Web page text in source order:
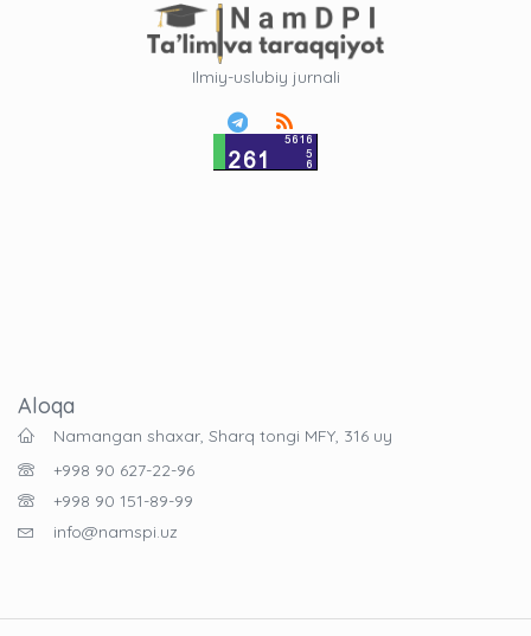
Ilmiy-uslubiy jurnali
Aloqa
Namangan shaxar, Sharq tongi MFY, 316 uy
+998 90 627-22-96
+998 90 151-89-99
info@namspi.uz